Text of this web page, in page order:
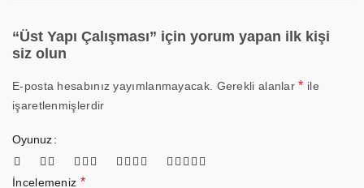
“Üst Yapı Çalışması” için yorum yapan ilk kişi
siz olun
E-posta hesabınız yayımlanmayacak. Gerekli alanlar* ile
işaretlenmişlerdir
Oyunuz
İncelemeniz *